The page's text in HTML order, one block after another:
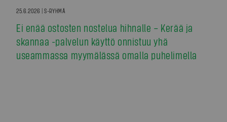
25.6.2026 | S-RYHMÄ
Ei enää ostosten nostelua hihnalle – Kerää ja
skannaa -palvelun käyttö onnistuu yhä
useammassa myymälässä omalla puhelimella